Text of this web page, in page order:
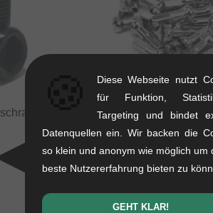
Salt "Brass"
9.20
NEU
Diese Webseite nutzt
für Funktion,
Targeting und bindet
Datenquellen ein. Wir backen die
so klein und anonym wie möglich um
beste Nutzererfahrung bieten zu
GEHT KLAR!